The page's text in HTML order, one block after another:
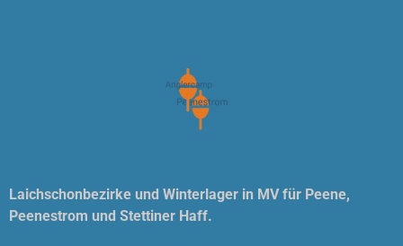
Laichschonbezirke und Winterlager in MV für Peene,
Peenestrom und Stettiner Haff.